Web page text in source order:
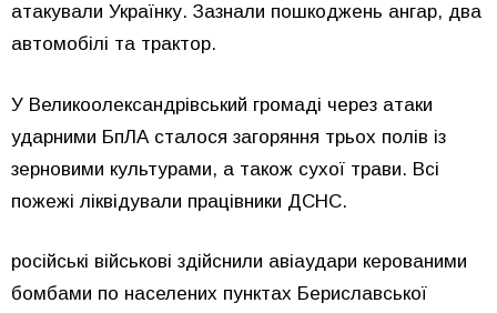
атакували Українку. Зазнали пошкоджень ангар, два
автомобілі та трактор.
У Великоолександрівський громаді через атаки
ударними БпЛА сталося загоряння трьох полів із
зерновими культурами, а також сухої трави. Всі
пожежі ліквідували працівники ДСНС.
російські військові здійснили авіаудари керованими
бомбами по населених пунктах Бериславської